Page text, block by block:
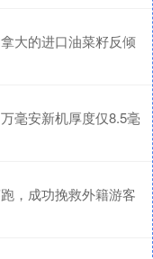
大的进口油菜籽反倾
毫安新机厚度仅8.5毫
，成功挽救外籍游客